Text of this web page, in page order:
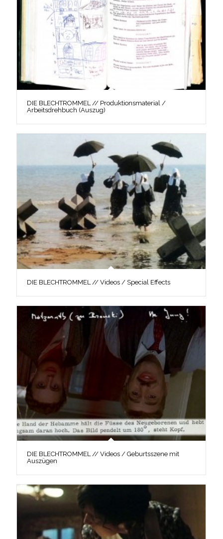
DIE BLECHTROMMEL // Produktionsmaterial /
Arbeitsdrehbuch (Auszug)
DIE BLECHTROMMEL // Videos / Special Effects
DIE BLECHTROMMEL // Videos / Geburtsszene mit
Auszügen